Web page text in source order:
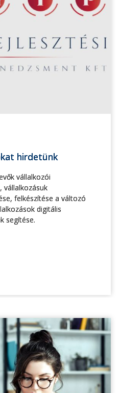
hirdetünk
vállalkozói
vállalkozásuk
felkészítése a változó
digitális
segítése.